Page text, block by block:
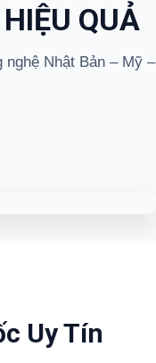
QUẢ
Nhật Bản – Mỹ –
Uy Tín